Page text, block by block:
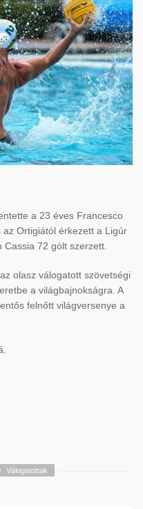
a 23 éves Francesco
Ortigiától érkezett a Ligúr
Cassia 72 gólt szerzett.
olasz válogatott szövetségi
a világbajnokságra. A
felnőtt világversenye a
Válogatottak